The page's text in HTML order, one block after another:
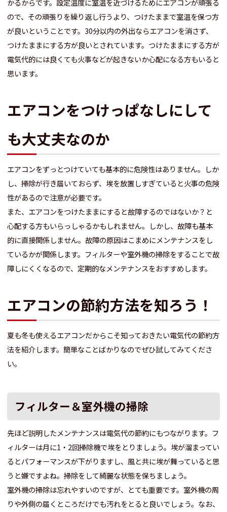
かるからです。設定温度に室温を近づけるためにエアコンが頑張る
ので、その頑張りを繰り返し行うより、つけたままで室温を保つ方
が良いということです。30分以内の外出ならエアコンを消さず、
つけたままにする方が良いとされています。つけたままにする方が
電気代的には良くても火事などが起きないか心配になる方もいると
思います。
エアコンをつけっぱなしにして
も大丈夫なのか
エアコンをずっとつけていても基本的に危険性はありません。しか
し、掃除が行き届いておらず、埃を放置しすぎていると火事の危険
性があるので注意が必要です。
また、エアコンをつけたままにすると故障するのではないか？と
心配する方もいらっしゃるかもしれません。しかし、故障も基本
的に直接関係しません。故障の原因はこまめにメンテナンスをし
ているかが関係します。フィルターや室外機の掃除をすることで故
障しにくくなるので、定期的なメンテナンスをおすすめします。
エアコンの節約方法を知ろう！
夏も冬も使えるエアコンだからこそ知っておきたい電気代の節約方
法を紹介します。簡単なことばかりなのでぜひ試してみてくださ
い。
フィルター＆室外機の掃除
先ほど説明したメンテナンスは電気代の節約にもつながります。フ
ィルターは月に1・2回掃除機で埃をとりましょう。埃が溜まってい
るとパフォーマンスが下がりますし、風と共に埃が舞っていると思
うと嫌ですよね。掃除をして綺麗な状態を保ちましょう。
室外機の掃除は忘れやすいのですが、とても重要です。室外機の周
りや外側の届くところだけでも汚れをとると良いでしょう。なお、